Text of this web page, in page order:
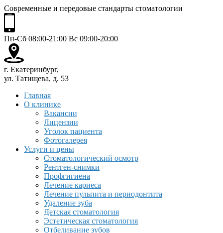
Современные и передовые стандарты стоматологии
Пн-Сб 08:00-21:00 Вс 09:00-20:00
г. Екатеринбург,
ул. Татищева, д. 53
Главная
О клинике
Вакансии
Лицензии
Уголок пациента
Фотогалерея
Услуги и цены
Стоматологический осмотр
Рентген-снимки
Профгигиена
Лечение кариеса
Лечение пульпита и периодонтита
Удаление зуба
Детская стоматология
Эстетическая стоматология
Отбеливание зубов